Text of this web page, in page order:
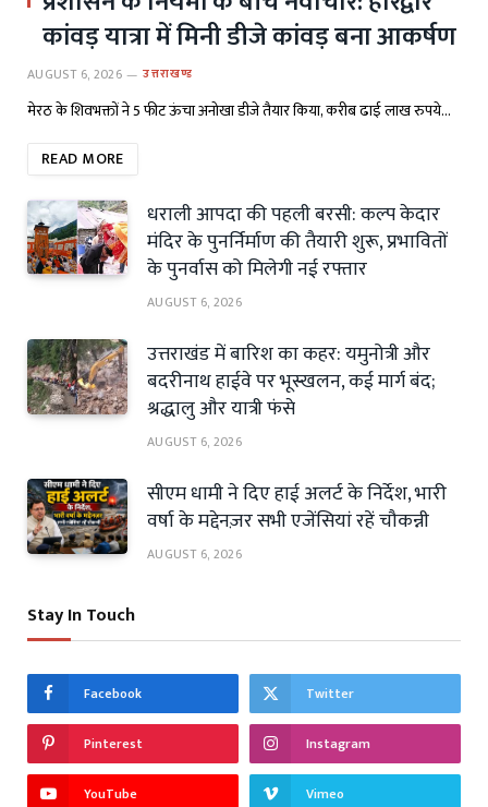
कांवड़ यात्रा में मिनी डीजे कांवड़ बना आकर्षण
AUGUST 6, 2026 उत्तराखण्ड
मेरठ के शिवभक्तों ने 5 फीट ऊंचा अनोखा डीजे तैयार किया, करीब ढाई लाख रुपये…
READ MORE
धराली आपदा की पहली बरसी: कल्प केदार
मंदिर के पुनर्निर्माण की तैयारी शुरू, प्रभावितों
के पुनर्वास को मिलेगी नई रफ्तार
AUGUST 6, 2026
उत्तराखंड में बारिश का कहर: यमुनोत्री और
बदरीनाथ हाईवे पर भूस्खलन, कई मार्ग बंद;
श्रद्धालु और यात्री फंसे
AUGUST 6, 2026
सीएम धामी ने दिए हाई अलर्ट के निर्देश, भारी
वर्षा के मद्देनज़र सभी एजेंसियां रहें चौकन्नी
AUGUST 6, 2026
Stay In Touch
Facebook Twitter
Pinterest Instagram
YouTube Vimeo